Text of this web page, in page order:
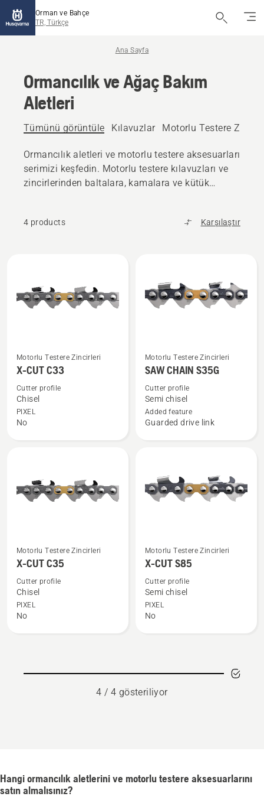
Orman ve Bahçe
TR, Türkçe
Ana Sayfa
Ormancılık ve Ağaç Bakım
Aletleri
Tümünü görüntüle Kılavuzlar Motorlu Testere
Ormancılık aletleri ve motorlu testere aksesuarları
serimizi keşfedin. Motorlu testere kılavuzları ve
zincirlerinden baltalara, kamalara ve kütük
4 products Karşılaştır
CUT
hakkında
daha
fazla
Motorlu Testere Zincirleri
X-CUT C33
Cutter profile
Chisel
PIXEL
No
SAW
CHAIN
hakkında
daha
fazla
Motorlu Testere Zincirleri
SAW CHAIN S35G
Cutter profile
Semi chisel
Added feature
Guarded drive link
CUT
hakkında
daha
fazla
Motorlu Testere Zincirleri
X-CUT C35
Cutter profile
Chisel
PIXEL
No
CUT
hakkında
daha
fazla
Motorlu Testere Zincirleri
X-CUT S85
Cutter profile
Semi chisel
PIXEL
No
4 / 4 gösteriliyor
Hangi ormancılık aletlerini ve motorlu testere aksesuarlarını
satın almalısınız?